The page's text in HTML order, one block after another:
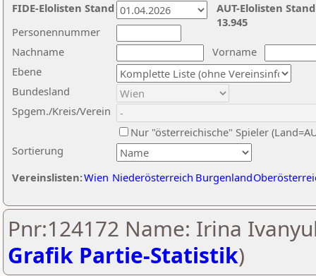
Nachname
Vorname
Ebene
Sortierung
Personennummer
Bundesland
Spgem./Kreis/Verein
Nur "österreichische" Spieler
Vereinslisten:Wien Niederösterreich Burgenland
AUT-Elolisten
13.945
FIDE-Elolisten Stand
Pnr:124172 Name: Irina
Grafik Partie-Statistik)